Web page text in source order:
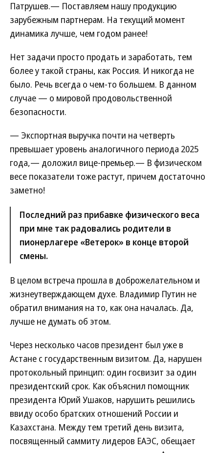
Патрушев.— Поставляем нашу продукцию
зарубежным партнерам. На текущий момент
динамика лучше, чем годом ранее!
Нет задачи просто продать и заработать, тем
более у такой страны, как Россия. И никогда не
было. Речь всегда о чем-то большем. В данном
случае — о мировой продовольственной
безопасности.
— Экспортная выручка почти на четверть
превышает уровень аналогичного периода 2025
года,— доложил вице-премьер.— В физическом
весе показатели тоже растут, причем достаточно
заметно!
Последний раз прибавке физического веса
при мне так радовались родители в
пионерлагере «Ветерок» в конце второй
смены.
В целом встреча прошла в доброжелательном и
жизнеутверждающем духе. Владимир Путин не
обратил внимания на то, как она началась. Да,
лучше не думать об этом.
Через несколько часов президент был уже в
Астане с государственным визитом. Да, нарушен
протокольный принцип: один госвизит за один
президентский срок. Как объяснил помощник
президента Юрий Ушаков, нарушить решились
ввиду особо братских отношений России и
Казахстана. Между тем третий день визита,
посвященный саммиту лидеров ЕАЭС, обещает